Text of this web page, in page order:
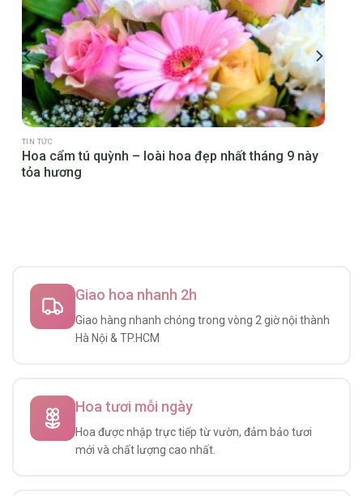
TIN TỨC
Hoa cẩm tú quỳnh – loài hoa đẹp nhất tháng 9 này
tỏa hương
Giao hoa nhanh 2h
Giao hàng nhanh chóng trong vòng 2 giờ nội thành
Hà Nội & TP.HCM
Hoa tươi mỗi ngày
Hoa được nhập trực tiếp từ vườn, đảm bảo tươi
mới và chất lượng cao nhất.